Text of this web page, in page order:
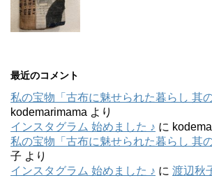
最近のコメント
私の宝物「古布に魅せられた暮らし 其の
kodemarimama より
インスタグラム 始めました ♪ に
私の宝物「古布に魅せられた暮らし 其の
子 より
インスタグラム 始めました ♪ に 渡辺秋